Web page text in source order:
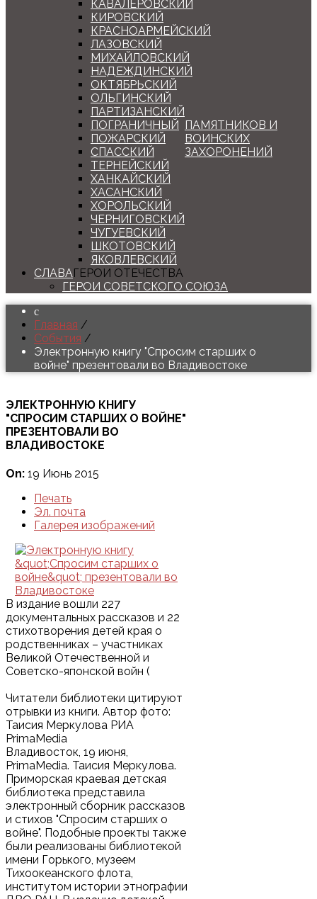
КАВАЛЕРОВСКИЙ
КИРОВСКИЙ
КРАСНОАРМЕЙСКИЙ
ЛАЗОВСКИЙ
МИХАЙЛОВСКИЙ
НАДЕЖДИНСКИЙ
ОКТЯБРЬСКИЙ
ОЛЬГИНСКИЙ
ПАРТИЗАНСКИЙ
ПОГРАНИЧНЫЙ
ПОЖАРСКИЙ
СПАССКИЙ
ТЕРНЕЙСКИЙ
ХАНКАЙСКИЙ
ХАСАНСКИЙ
ХОРОЛЬСКИЙ
ЧЕРНИГОВСКИЙ
ЧУГУЕВСКИЙ
ШКОТОВСКИЙ
ЯКОВЛЕВСКИЙ
ПАМЯТНИКОВ И
ВОИНСКИХ
ЗАХОРОНЕНИЙ
СЛАВАГЕРОИ ОТЕЧЕСТВА
ГЕРОИ СОВЕТСКОГО СОЮЗА
Главная /
События /
Электронную книгу "Спросим старших о
войне" презентовали во Владивостоке
ЭЛЕКТРОННУЮ КНИГУ
"СПРОСИМ СТАРШИХ О ВОЙНЕ"
ПРЕЗЕНТОВАЛИ ВО
ВЛАДИВОСТОКЕ
On: 19 Июнь 2015
Печать
Эл. почта
Галерея изображений
В издание вошли 227
документальных рассказов и 22
стихотворения детей края о
родственниках – участниках
Великой Отечественной и
Советско-японской войн (
Читатели библиотеки цитируют
отрывки из книги. Автор фото:
Таисия Меркулова РИА
PrimaMedia
Владивосток, 19 июня,
PrimaMedia. Таисия Меркулова.
Приморская краевая детская
библиотека представила
электронный сборник рассказов
и стихов "Спросим старших о
войне". Подобные проекты также
были реализованы библиотекой
имени Горького, музеем
Тихоокеанского флота,
институтом истории этнографии